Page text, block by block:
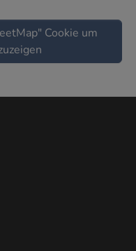
Cookie um